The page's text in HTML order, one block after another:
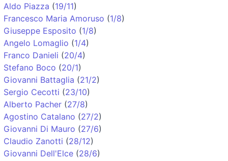
Aldo Piazza (19/11)
Francesco Maria Amoruso (1/8)
Giuseppe Esposito (1/8)
Angelo Lomaglio (1/4)
Franco Danieli (20/4)
Stefano Boco (20/1)
Giovanni Battaglia (21/2)
Sergio Cecotti (23/10)
Alberto Pacher (27/8)
Agostino Catalano (27/2)
Giovanni Di Mauro (27/6)
Claudio Zanotti (28/12)
Giovanni Dell'Elce (28/6)